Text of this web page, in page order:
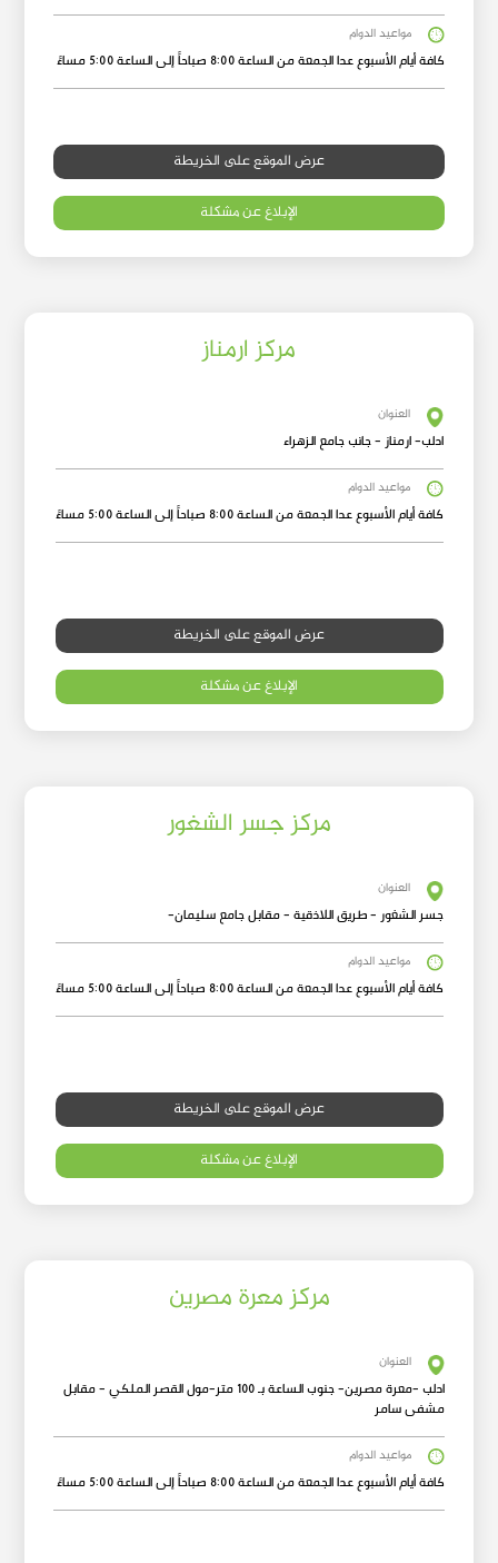
مواعيد الدوام
كافة أيام الأسبوع عدا الجمعة من الساعة 8:00 صباحاً إلى الساعة 5:00 مساءً
عرض الموقع على الخريطة
الإبلاغ عن مشكلة
مركز ارمناز
العنوان
ادلب- ارمناز - جانب جامع الزهراء
مواعيد الدوام
كافة أيام الأسبوع عدا الجمعة من الساعة 8:00 صباحاً إلى الساعة 5:00 مساءً
عرض الموقع على الخريطة
الإبلاغ عن مشكلة
مركز جسر الشغور
العنوان
جسر الشغور - طريق اللاذقية - مقابل جامع سليمان-
مواعيد الدوام
كافة أيام الأسبوع عدا الجمعة من الساعة 8:00 صباحاً إلى الساعة 5:00 مساءً
عرض الموقع على الخريطة
الإبلاغ عن مشكلة
مركز معرة مصرين
العنوان
ادلب -معرة مصرين- جنوب الساعة بـ 100 متر-مول القصر الملكي - مقابل
مشفى سامر
مواعيد الدوام
كافة أيام الأسبوع عدا الجمعة من الساعة 8:00 صباحاً إلى الساعة 5:00 مساءً